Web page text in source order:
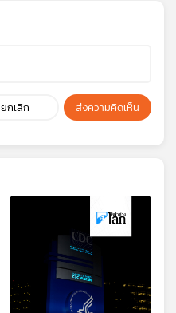
ยกเลิก ส่งความคิดเห็น